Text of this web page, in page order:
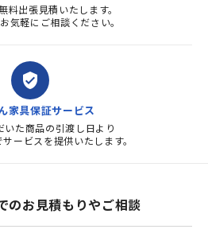
料出張見積いたします。
気軽にご相談ください。
verified_user
家具保証サービス
いた商品の引渡し日より
ービスを提供いたします。
のお見積もりやご相談